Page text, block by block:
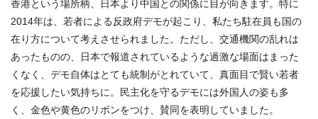
香港という場所柄、日本より中国との関係に目が向きます。特に
2014年は、若者による反政府デモが起こり、私たち駐在員も国の
在り方について考えさせられました。ただし、交通機関の乱れは
あったものの、日本で報道されているような過激な場面はまった
くなく、デモ自体はとても統制がとれていて、真面目で賢い若者
を応援したい気持ちに。民主化を守るデモには外国人の姿も多
く、金色や黄色のリボンをつけ、賛同を表明していました。